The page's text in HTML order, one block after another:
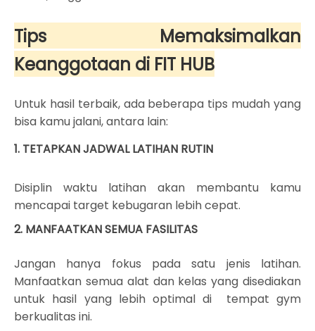
Tips Memaksimalkan
Keanggotaan di FIT HUB
Untuk hasil terbaik, ada beberapa tips mudah yang
bisa kamu jalani, antara lain:
1. TETAPKAN JADWAL LATIHAN RUTIN
Disiplin waktu latihan akan membantu kamu
mencapai target kebugaran lebih cepat.
2. MANFAATKAN SEMUA FASILITAS
Jangan hanya fokus pada satu jenis latihan.
Manfaatkan semua alat dan kelas yang disediakan
untuk hasil yang lebih optimal di tempat gym
berkualitas ini.